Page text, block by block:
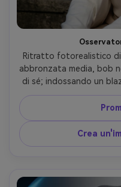
Ritratto fotorealistico di
abbronzata media, bob
di sé; indossando un
Posato sui gradini
e dense stelle sopra;
fresco ambiente
110mm f/2,
leggermente fuori
Crea